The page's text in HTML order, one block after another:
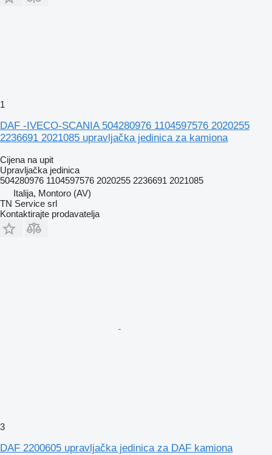
1
DAF -IVECO-SCANIA 504280976 1104597576 2020255
2236691 2021085 upravljačka jedinica za kamiona
Cijena na upit
Upravljačka jedinica
504280976 1104597576 2020255 2236691 2021085
Italija, Montoro (AV)
TN Service srl
Kontaktirajte prodavatelja
3
DAF 2200605 upravljačka jedinica za DAF kamiona